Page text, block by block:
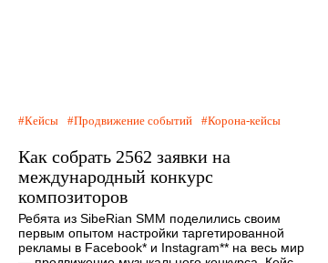
Кейсы Продвижение событий Корона-кейсы
Как собрать 2562 заявки на
международный конкурс
композиторов
Ребята из SibeRian SMM поделились своим
первым опытом настройки таргетированной
рекламы в Facebook* и Instagram** на весь мир